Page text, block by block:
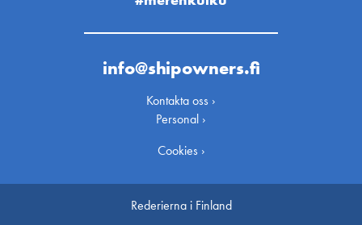
info@shipowners.fi
Kontakta oss ›
Personal ›
Cookies ›
Rederierna i Finland